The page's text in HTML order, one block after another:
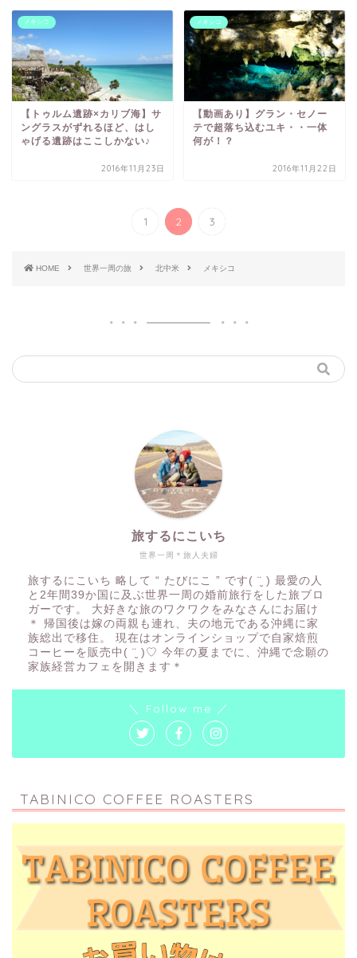
メキシコ
【トゥルム遺跡×カリブ海】サ
ングラスがずれるほど、はし
ゃげる遺跡はここしかない♪
2016年11月23日
メキシコ
【動画あり】グラン・セノー
テで超落ち込むユキ・・一体
何が！？
2016年11月22日
1 2 3
HOME 世界一周の旅 北中米 メキシコ
世界一周＊旅人夫婦
旅するにこいち
旅するにこいち 略して “ たびにこ ” です( ¨̮ ) 最愛の人
と2年間39か国に及ぶ世界一周の婚前旅行をした旅ブロ
ガーです。 大好きな旅のワクワクをみなさんにお届け
＊ 帰国後は嫁の両親も連れ、夫の地元である沖縄に家
族総出で移住。 現在はオンラインショップで自家焙煎
コーヒーを販売中( ¨̮ )♡ 今年の夏までに、沖縄で念願の
家族経営カフェを開きます＊
＼ Follow me ／
TABINICO COFFEE ROASTERS